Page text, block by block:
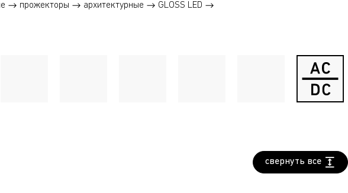
прожекторы архитектурные
GLOSS LED
свернуть все